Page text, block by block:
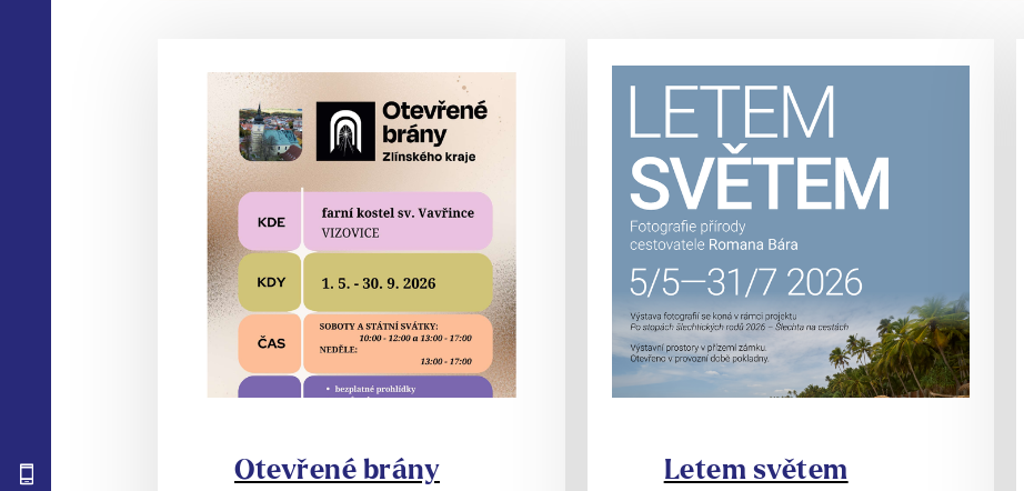
Otevřené brány
Letem světem